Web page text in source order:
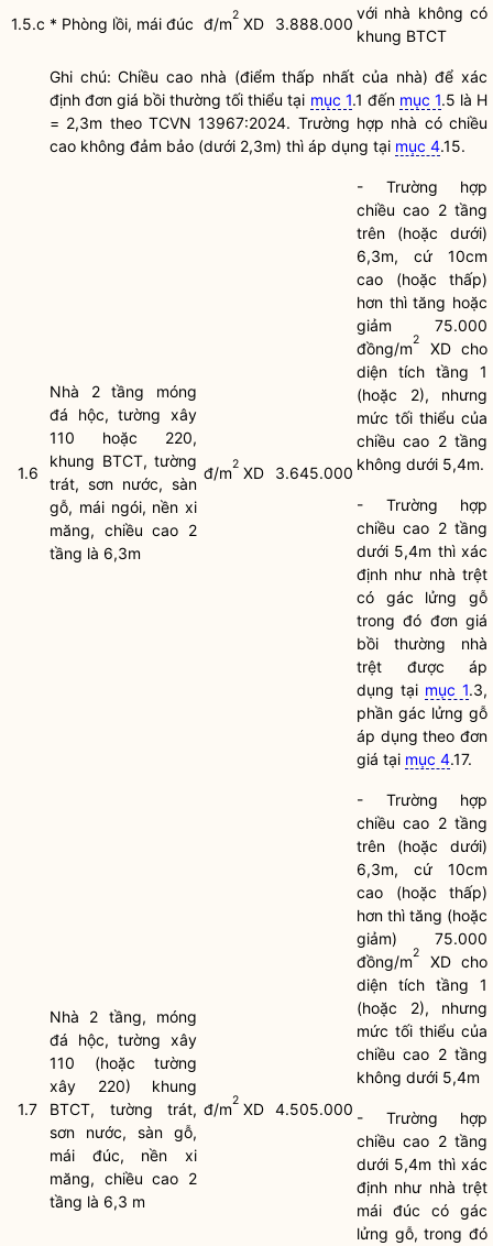
với nhà không có
khung BTCT
1.5.c * Phòng lồi, mái đúc đ/m2 XD 3.888.000
Ghi chú: Chiều cao nhà (điểm thấp nhất của nhà) để xác
định đơn giá bồi thường tối thiểu tại mục 1.1 đến mục 1.5 là H
= 2,3m theo TCVN 13967:2024. Trường hợp nhà có chiều
cao không đảm bảo (dưới 2,3m) thì áp dụng tại mục 4.15.
1.6
Nhà 2 tầng móng
đá hộc, tường xây
110 hoặc 220,
khung BTCT, tường
trát, sơn nước, sàn
gỗ, mái ngói, nền xi
măng, chiều cao 2
tầng là 6,3m
đ/m2 XD 3.645.000
- Trường hợp
chiều cao 2 tầng
trên (hoặc dưới)
6,3m, cứ 10cm
cao (hoặc thấp)
hơn thì tăng hoặc
giảm 75.000
đồng/m2
XD cho
diện tích tầng 1
(hoặc 2), nhưng
mức tối thiểu của
chiều cao 2 tầng
không dưới 5,4m.
- Trường hợp
chiều cao 2 tầng
dưới 5,4m thì xác
định như nhà trệt
có gác lửng gỗ
trong đó đơn giá
bồi thường nhà
trệt được áp
dụng tại mục 1.3,
phần gác lửng gỗ
áp dụng theo đơn
giá tại mục 4.17.
1.7
Nhà 2 tầng, móng
đá hộc, tường xây
110 (hoặc tường
xây 220) khung
BTCT, tường trát,
sơn nước, sàn gỗ,
mái đúc, nền xi
măng, chiều cao 2
tầng là 6,3 m
đ/m2 XD 4.505.000
- Trường hợp
chiều cao 2 tầng
trên (hoặc dưới)
6,3m, cứ 10cm
cao (hoặc thấp)
hơn thì tăng (hoặc
giảm) 75.000
đồng/m2
XD cho
diện tích tầng 1
(hoặc 2), nhưng
mức tối thiểu của
chiều cao 2 tầng
không dưới 5,4m
- Trường hợp
chiều cao 2 tầng
dưới 5,4m thì xác
định như nhà trệt
mái đúc có gác
lửng gỗ, trong đó